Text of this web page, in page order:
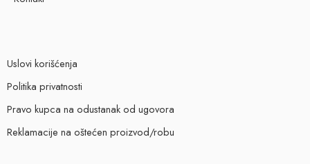
Uslovi korišćenja
Politika privatnosti
Pravo kupca na odustanak od ugovora
Reklamacije na oštećen proizvod/robu